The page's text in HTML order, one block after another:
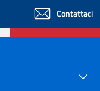
Contattaci